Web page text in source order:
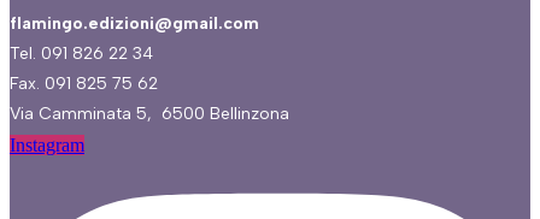
flamingo.edizioni@gmail.com
Tel. 091 826 22 34
Fax. 091 825 75 62
Via Camminata 5, 6500 Bellinzona
Instagram